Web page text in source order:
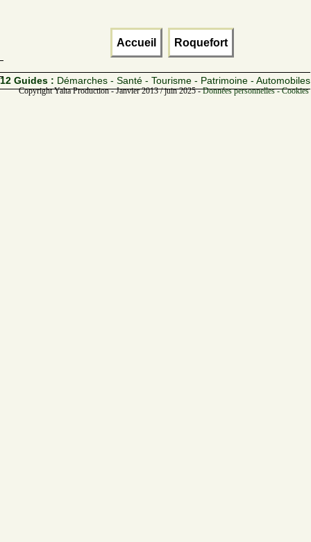
Accueil Roquefort
12 Guides : Démarches - Santé - Tourisme - Patrimoine - Automobiles
Copyright Yalta Production - Janvier 2013 / juin 2025 -Données personnelles -